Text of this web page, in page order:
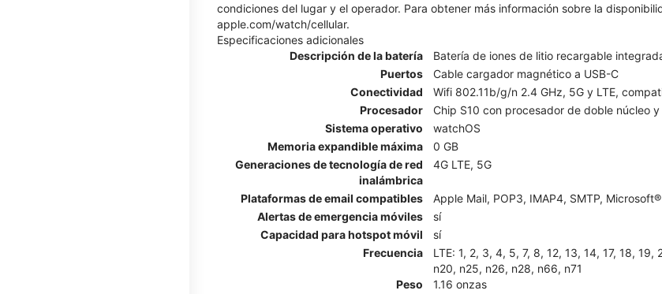
condiciones del lugar y el operador. Para obtener más información sobre la
apple.com/watch/cellular.
Especificaciones adicionales
Descripción de la batería
Batería de iones de litio recargable
Puertos
Cable cargador magnético a USB-C
Conectividad
Wifi 802.11b/g/n 2.4 GHz, 5G y LTE,
Procesador
Chip S10 con procesador de doble núcleo
Sistema operativo
watchOS
Memoria expandible máxima
0 GB
Generaciones de tecnología de red
inalámbrica
4G LTE, 5G
Plataformas de email compatibles
Apple Mail, POP3, IMAP4, SMTP,
Alertas de emergencia móviles
sí
Capacidad para hotspot móvil
sí
Frecuencia
LTE: 1, 2, 3, 4, 5, 7, 8, 12, 13, 14, 17, 18,
n20, n25, n26, n28, n66, n71
Peso
1.16 onzas